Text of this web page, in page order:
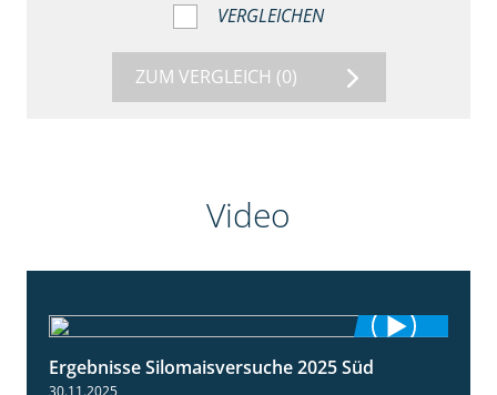
VERGLEICHEN
ZUM VERGLEICH (0)
Video
Ergebnisse Silomaisversuche 2025 Süd
30.11.2025